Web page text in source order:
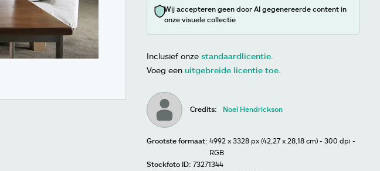
Wij accepteren geen door AI gegenereerde content in
onze visuele collectie
Inclusief onze standaardlicentie
Voeg een uitgebreide licentie toe
Credits: Noel Hendrickson
Grootste formaat: 4992 x 3328 px (42,27 x 28,18 cm) - 300 dpi -
RGB
Stockfoto ID: 73271344